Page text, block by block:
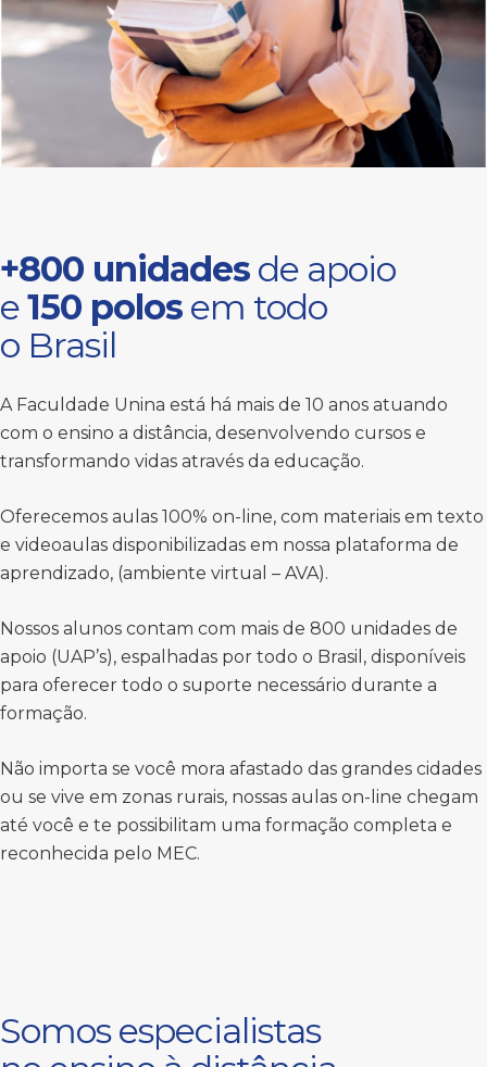
+800 unidades de apoio
e150 polos em todo
o Brasil
A Faculdade Unina está há mais de 10 anos atuando
com o ensino a distância, desenvolvendo cursos e
transformando vidas através da educação.
Oferecemos aulas 100% on-line, com materiais em texto
e videoaulas disponibilizadas em nossa plataforma de
aprendizado, (ambiente virtual – AVA).
Nossos alunos contam com mais de 800 unidades de
apoio (UAP’s), espalhadas por todo o Brasil, disponíveis
para oferecer todo o suporte necessário durante a
formação.
Não importa se você mora afastado das grandes cidades
ou se vive em zonas rurais, nossas aulas on-line chegam
até você e te possibilitam uma formação completa e
reconhecida pelo MEC.
Somos especialistas